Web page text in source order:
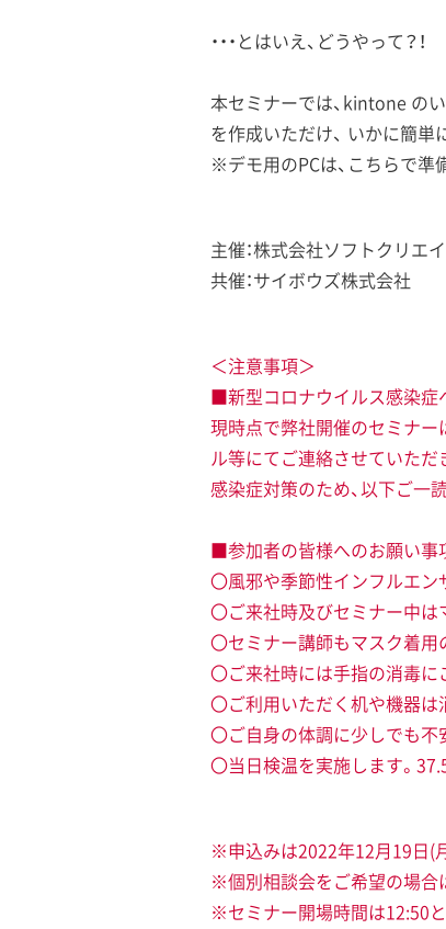
・・・とはいえ、どうやって？！
本セミナーでは、kintone の
を作成いただけ、 いかに簡
※デモ用のPCは、こちらで準
主催：株式会社ソフトクリエ
共催：サイボウズ株式会社
＜注意事項＞
■新型コロナウイルス感染症
現時点で弊社開催のセミナー
ル等にてご連絡させていただ
感染症対策のため、以下ご一
■参加者の皆様へのお願い事
〇風邪や季節性インフルエン
〇ご来社時及びセミナー中
〇セミナー講師もマスク着
〇ご来社時には手指の消毒に
〇ご利用いただく机や機器は
〇ご自身の体調に少しでも不
〇当日検温を実施します。
※申込みは2022年12月19日(
※個別相談会をご希望の場合
※セミナー開場時間は12:50と